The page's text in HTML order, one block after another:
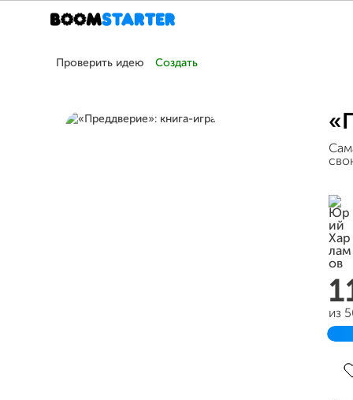
Проверить идею Создать
из